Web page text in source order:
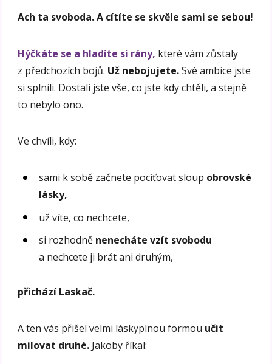
Ach ta svoboda. A cítíte se skvěle sami se sebou!
Hýčkáte se a hladíte si rány, které vám zůstaly
z předchozích bojů. Už nebojujete.Své ambice jste
si splnili. Dostali jste vše, co jste kdy chtěli, a stejně
to nebylo ono.
Ve chvíli, kdy:
sami k sobě začnete pociťovat sloup obrovské
lásky,
už víte, co nechcete,
si rozhodně nenecháte vzít svobodu
a nechcete ji brát ani druhým,
přichází Laskač.
A ten vás přišel velmi láskyplnou formou učit
milovat druhé. Jakoby říkal: